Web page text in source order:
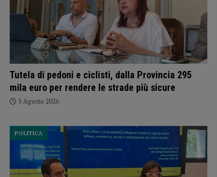
Tutela di pedoni e ciclisti, dalla Provincia 295
mila euro per rendere le strade più sicure
5 Agosto 2026
POLITICA